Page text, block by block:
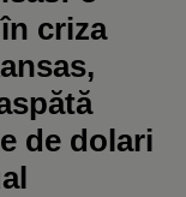
criza
de dolari